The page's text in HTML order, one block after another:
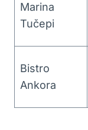
Marina
Tučepi
Bistro
Ankora